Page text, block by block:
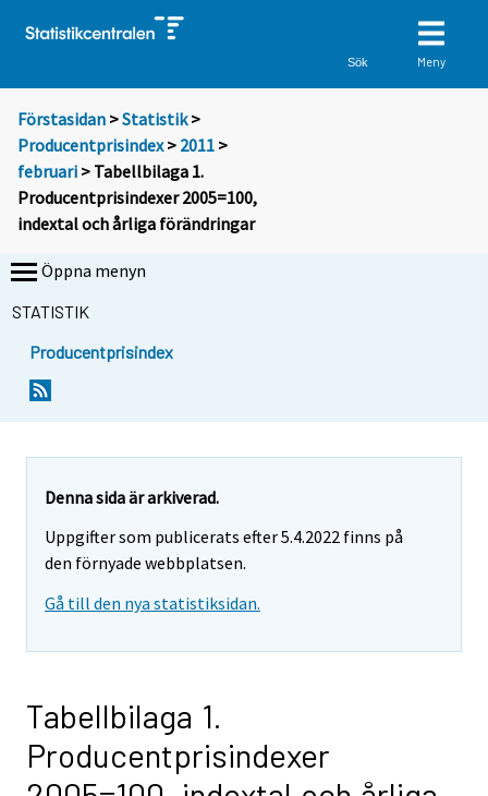
Sök Meny
Förstasidan >Statistik >
Producentprisindex> 2011 >
februari > Tabellbilaga 1.
Producentprisindexer 2005=100,
indextal och årliga förändringar
Öppna menyn
STATISTIK
Producentprisindex
Denna sida är arkiverad.
Uppgifter som publicerats efter 5.4.2022 finns på
den förnyade webbplatsen.
Gå till den nya statistiksidan.
Tabellbilaga 1.
Producentprisindexer